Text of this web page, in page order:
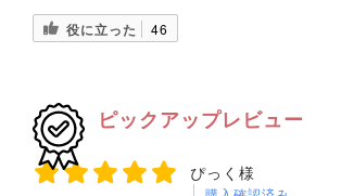
役に立った 46
ピックアップレビュー
ぴっく様